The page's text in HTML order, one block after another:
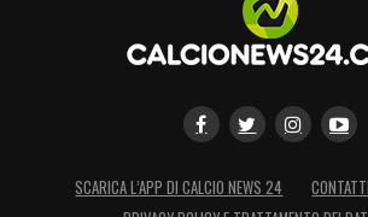
SCARICA L’APP DI CALCIO NEWS 24 CONTATTI